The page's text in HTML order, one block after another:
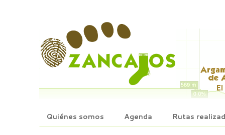
Quiénes somos Agenda Rutas